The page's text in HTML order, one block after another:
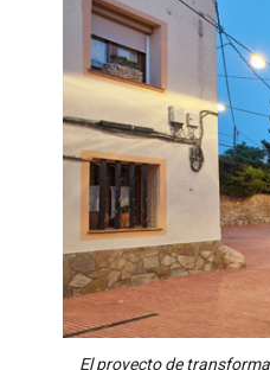
El proyecto de